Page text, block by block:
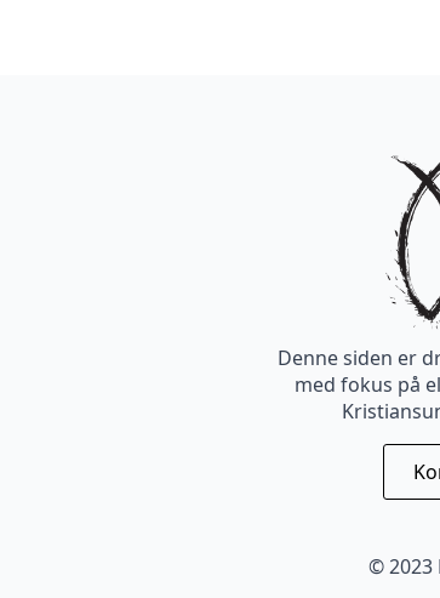
Denne siden er
med fokus på
© 2023